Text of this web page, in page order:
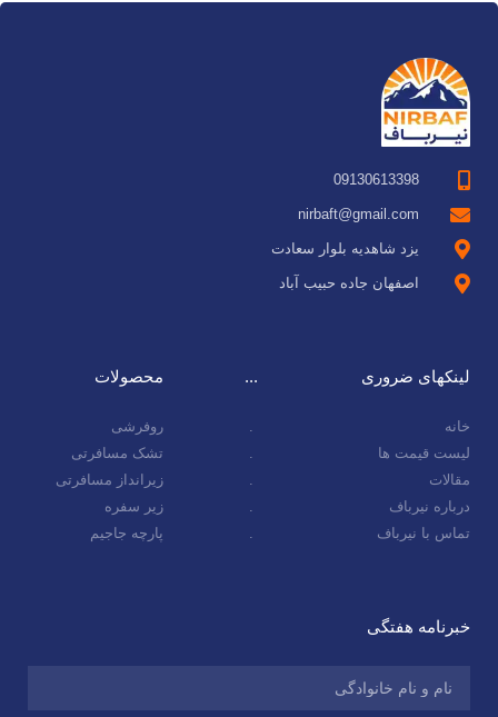
09130613398
nirbaft@gmail.com
یزد شاهدیه بلوار سعادت
اصفهان جاده حبیب آباد
لینکهای ضروری
خانه
لیست قیمت ها
مقالات
درباره نیرباف
تماس با نیرباف
...
.
.
.
.
.
محصولات
روفرشی
تشک مسافرتی
زیرانداز مسافرتی
زیر سفره
پارچه جاجیم
خبرنامه هفتگی